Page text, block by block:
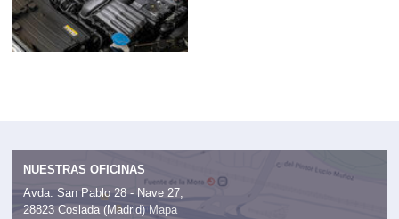
NUESTRAS OFICINAS
Avda. San Pablo 28 - Nave 27,
28823 Coslada (Madrid) Mapa